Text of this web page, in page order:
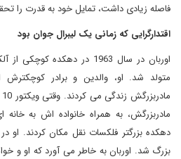
فاصله زیادی داشت، تمایل خود به قدرت را
اقتدارگرایی که زمانی یک لیبرال جوان بود
اوربان در سال 1963 در دهکده
متولد شد. او، والدین و برادر کوچکترش
مادربزرگش، به همراه خانواده اش به خانه
دهکده بزرگتر فلکسات نقل مکان کردند. او
بزرگ شد. اوربان به خاطر می آورد که او و